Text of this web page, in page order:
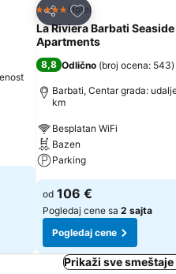
Deli
Dodati u favorite
4 Zvezdice
Hotel
La Riviera Barbati Seaside
Apartments
8,8 Odlično (broj ocena: 543)
Barbati, Centar grada:
km
Besplatan WiFi
Bazen
Parking
od 106 €
Pogledaj cene sa 2 sajta
Pogledaj cene
Prikaži sve smeštaje